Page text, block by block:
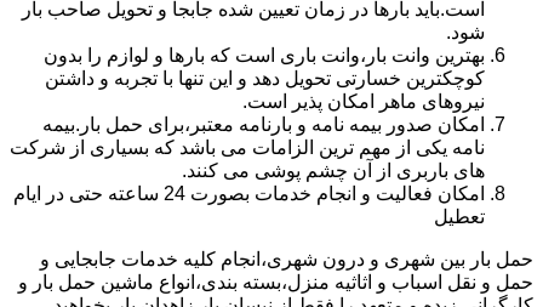
است.باید بارها در زمان تعیین شده جابجا و تحویل صاحب بار
شود.
بهترین وانت بار،وانت باری است که بارها و لوازم را بدون
کوچکترین خسارتی تحویل دهد و این تنها با تجربه و داشتن
نیروهای ماهر امکان پذیر است.
امکان صدور بیمه نامه و بارنامه معتبر،برای حمل بار.بیمه
نامه یکی از مهم ترین الزامات می باشد که بسیاری از شرکت
های باربری از آن چشم پوشی می کنند.
امکان فعالیت و انجام خدمات بصورت 24 ساعته حتی در ایام
تعطیل
حمل بار بین شهری و درون شهری،انجام کلیه خدمات جابجایی و
حمل و نقل اسباب و اثاثیه منزل،بسته بندی،انواع ماشین حمل بار و